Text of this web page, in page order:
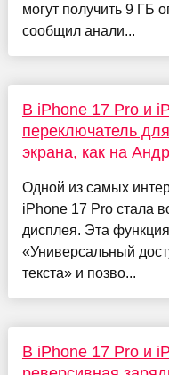
могут получить 9 ГБ
сообщил анали...
В iPhone 17 Pro и
переключатель
экрана, как на
Одной из самых
iPhone 17 Pro стала
дисплея. Эта
«Универсальный
текста» и позво...
В iPhone 17 Pro и